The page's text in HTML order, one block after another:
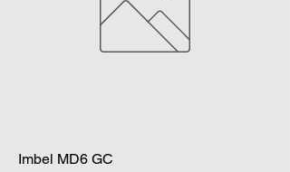
Imbel MD6 GC